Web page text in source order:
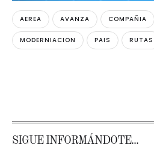
AEREA AVANZA COMPAÑIA
MODERNIACION PAIS RUTAS
SIGUE INFORMÁNDOTE...